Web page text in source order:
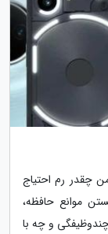
چقدر رم احتیاج
موانع حافظه،
و چه با